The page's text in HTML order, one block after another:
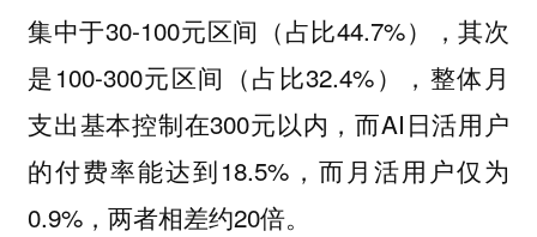
集中于30-100元区间（占比44.7%），其次
是100-300元区间（占比32.4%），整体月
支出基本控制在300元以内，而AI日活用户
的付费率能达到18.5%，而月活用户仅为
0.9%，两者相差约20倍。